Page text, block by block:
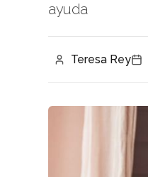
ayuda
Teresa Rey